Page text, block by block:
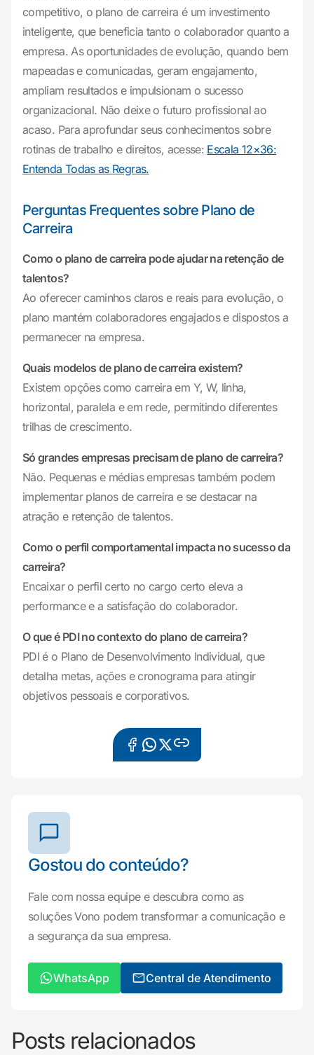
competitivo, o plano de carreira é um investimento
inteligente, que beneficia tanto o colaborador quanto a
empresa. As oportunidades de evolução, quando bem
mapeadas e comunicadas, geram engajamento,
ampliam resultados e impulsionam o sucesso
organizacional. Não deixe o futuro profissional ao
acaso. Para aprofundar seus conhecimentos sobre
rotinas de trabalho e direitos, acesse: Escala 12×36:
Entenda Todas as Regras.
Perguntas Frequentes sobre Plano de
Carreira
Como o plano de carreira pode ajudar na retenção de
talentos?
Ao oferecer caminhos claros e reais para evolução, o
plano mantém colaboradores engajados e dispostos a
permanecer na empresa.
Quais modelos de plano de carreira existem?
Existem opções como carreira em Y, W, linha,
horizontal, paralela e em rede, permitindo diferentes
trilhas de crescimento.
Só grandes empresas precisam de plano de carreira?
Não. Pequenas e médias empresas também podem
implementar planos de carreira e se destacar na
atração e retenção de talentos.
Como o perfil comportamental impacta no sucesso da
carreira?
Encaixar o perfil certo no cargo certo eleva a
performance e a satisfação do colaborador.
O que é PDI no contexto do plano de carreira?
PDI é o Plano de Desenvolvimento Individual, que
detalha metas, ações e cronograma para atingir
objetivos pessoais e corporativos.
Gostou do conteúdo?
Fale com nossa equipe e descubra como as
soluções Vono podem transformar a comunicação e
a segurança da sua empresa.
WhatsApp Central de Atendimento
Posts relacionados